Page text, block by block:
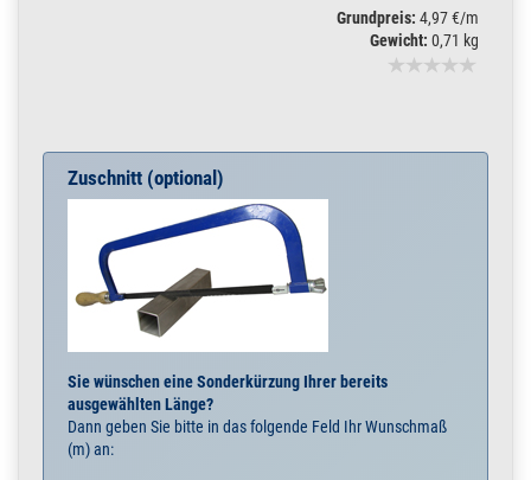
Grundpreis: 4,97 €/m
Gewicht: 0,71 kg
Zuschnitt (optional)
Sie wünschen eine Sonderkürzung Ihrer bereits
ausgewählten Länge?
Dann geben Sie bitte in das folgende Feld Ihr Wunschmaß
(m) an: